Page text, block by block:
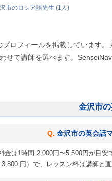
市のロシア語先生 (1人)
ロフィールを掲載しています
せて講師を選べます。
金沢市
金沢市の英会話
金は1時間 2,000円〜5,500円が目
3,800 円）で、レッスン料は講師と